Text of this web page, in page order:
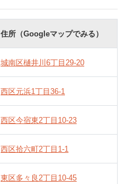
住所（Googleマップでみる）
城南区樋井川6丁目29-20
西区元浜1丁目36-1
西区今宿東2丁目10-23
西区拾六町2丁目1-1
東区多々良2丁目10-45